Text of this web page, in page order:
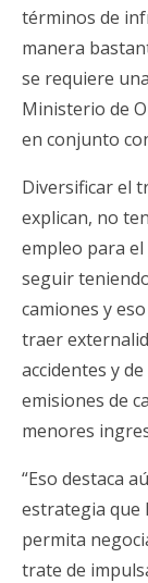
términos de
manera
se requiere
Ministerio de
en conjunto
Diversificar el
explican, no
empleo para
seguir
camiones y
traer
accidentes y
emisiones de
menores
“Eso destaca
estrategia que
permita
trate de